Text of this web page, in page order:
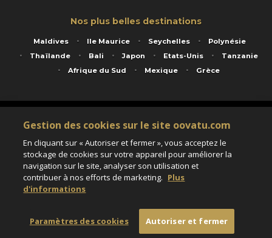
Nos plus belles destinations
Maldives Ile Maurice Seychelles
Polynésie
Thaïlande
Bali Japon Etats-Unis
Tanzanie
Afrique du Sud
Mexique Grèce
Service animé par Nautil Voyages - 22 rue Georges Picquart 75017 Paris - S.A.S
au capital de 155 696 euros - RCS Paris B 423 671 973 - Code APE 7911Z
Matricule Atout France IM075100020 - Garantie financière Groupama - Agrément IATA
Assurance responsabilité civile et professionnelle HISCOX RCP0081066
Paramètres des cookies
Gestion des cookies sur le site oovatu.com
En cliquant sur « Autoriser et fermer », vous acceptez le
stockage de cookies sur votre appareil pour améliorer la
navigation sur le site, analyser son utilisation et
contribuer à nos efforts de marketing. Plus
d'informations
Paramètres des cookies Autoriser et fermer